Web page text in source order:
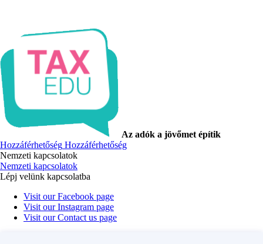
Az adók a jövőmet építik
Hozzáférhetőség Hozzáférhetőség
Nemzeti kapcsolatok
Nemzeti kapcsolatok
Lépj velünk kapcsolatba
Visit our Facebook page
Visit our Instagram page
Visit our Contact us page